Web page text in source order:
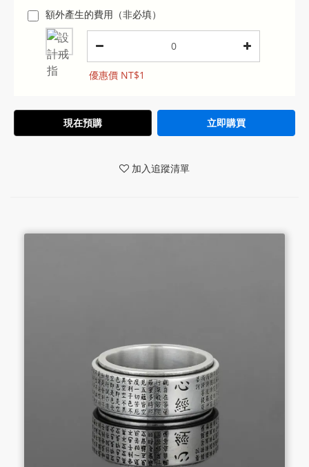
額外產生的費用（非必填）
優惠價 NT$1
現在預購 立即購買
加入追蹤清單